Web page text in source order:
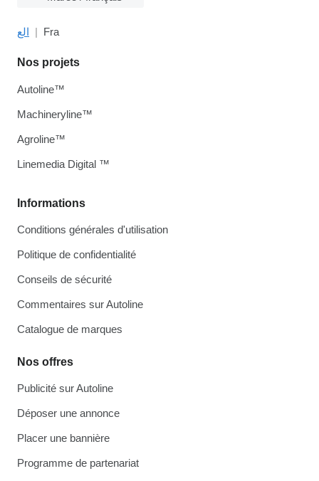
الع Fra
Informations
Conditions générales d'utilisation
Politique de confidentialité
Conseils de sécurité
Commentaires sur Autoline
Catalogue de marques
Nos offres
Publicité sur Autoline
Déposer une annonce
Placer une bannière
Programme de partenariat
Nos projets
Autoline™
Machineryline™
Agroline™
Linemedia Digital ™